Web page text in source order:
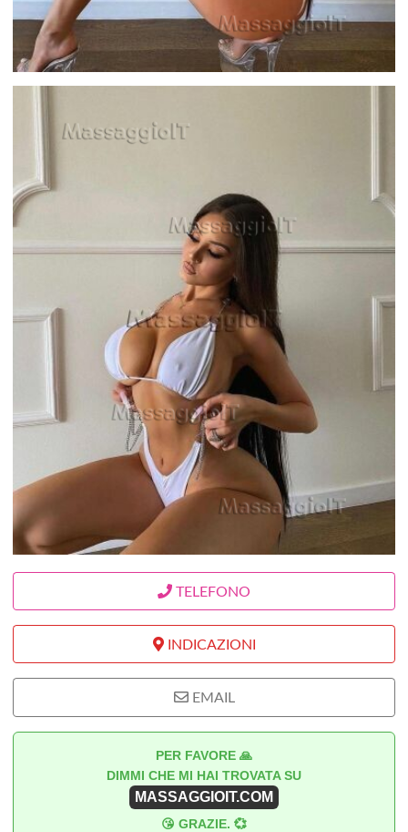
TELEFONO
INDICAZIONI
EMAIL
PER FAVORE 🙏
DIMMI CHE MI HAI TROVATA SU
MASSAGGIOIT.COM
😘 GRAZIE. 💞